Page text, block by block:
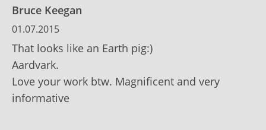
Bruce Keegan
01.07.2015
That looks like an Earth pig:)
Aardvark.
Love your work btw. Magnificent and very
informative